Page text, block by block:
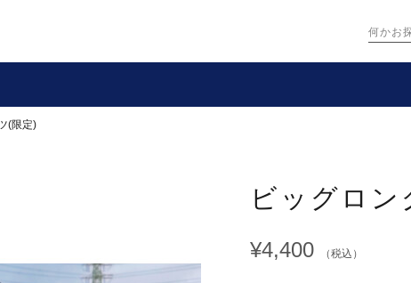
(限定)
ビッグロ
¥4,400 （税込）